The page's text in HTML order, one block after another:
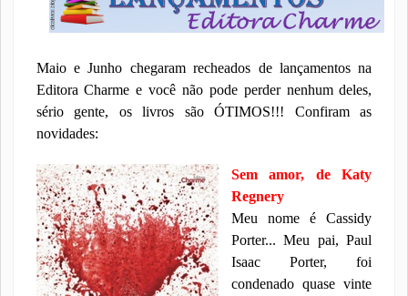
Maio e Junho chegaram recheados de lançamentos na
Editora Charme e você não pode perder nenhum deles,
sério gente, os livros são ÓTIMOS!!! Confiram as
novidades:
Sem amor, de Katy
Regnery
Meu nome é Cassidy
Porter... Meu pai, Paul
Isaac Porter, foi
condenado quase vinte